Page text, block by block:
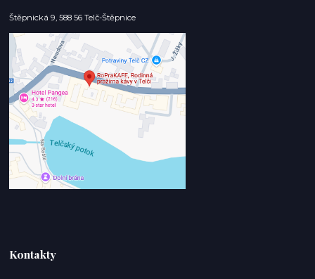
Štěpnická 9, 588 56 Telč-Štěpnice
Kontakty